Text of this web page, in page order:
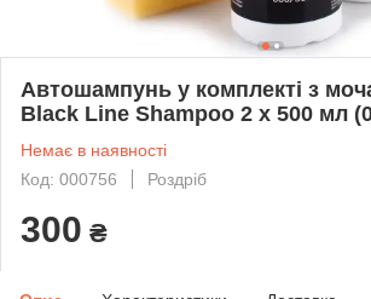
Автошампунь у комплекті з
Black Line Shampoo 2 х 500 мл
Немає в наявності
Код: 000756
Роздріб
300 ₴